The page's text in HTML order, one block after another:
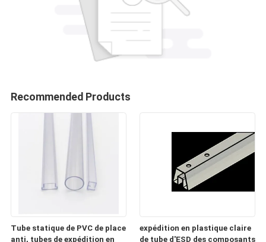
Recommended Products
Tube statique de PVC de place
anti, tubes de expédition en
expédition en plastique claire
de tube d'ESD des composants